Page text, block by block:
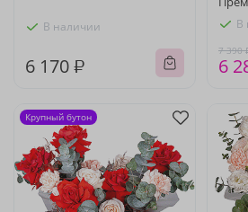
В наличии
6 170 ₽
В
7 390
6
Крупный бутон